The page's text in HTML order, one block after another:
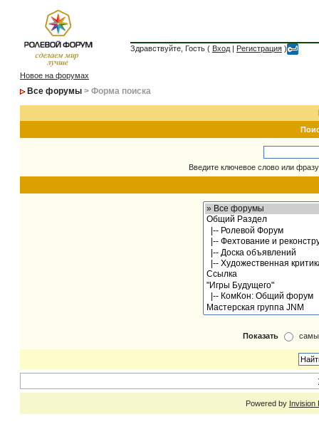
Здравствуйте, Гость ( Вход | Регистрация )
Новое на форумах
Все форумы > Форма поиска
Введите ключевое слово или
Показать
Powered by Invision